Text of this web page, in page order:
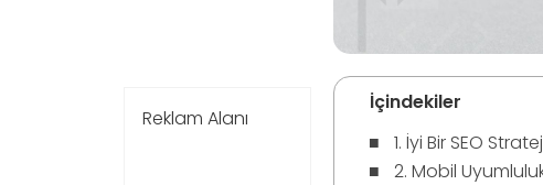
Reklam Alanı
İçindekiler
1. İyi Bir SEO
2. Mobil